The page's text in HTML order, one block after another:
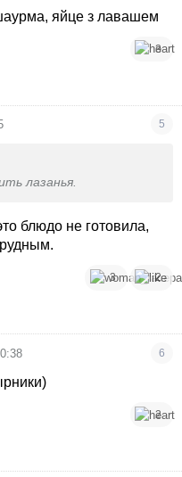
яйце з лавашем
3
5
лазанья.
блюдо не готовила,
3 2
6
2